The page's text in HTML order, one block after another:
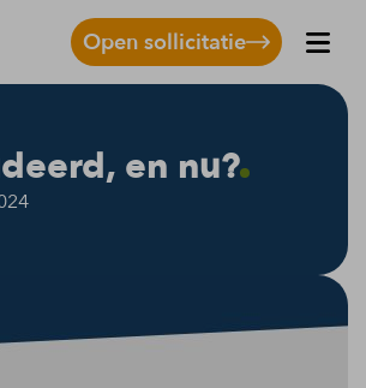
Open sollicitatie
en nu?